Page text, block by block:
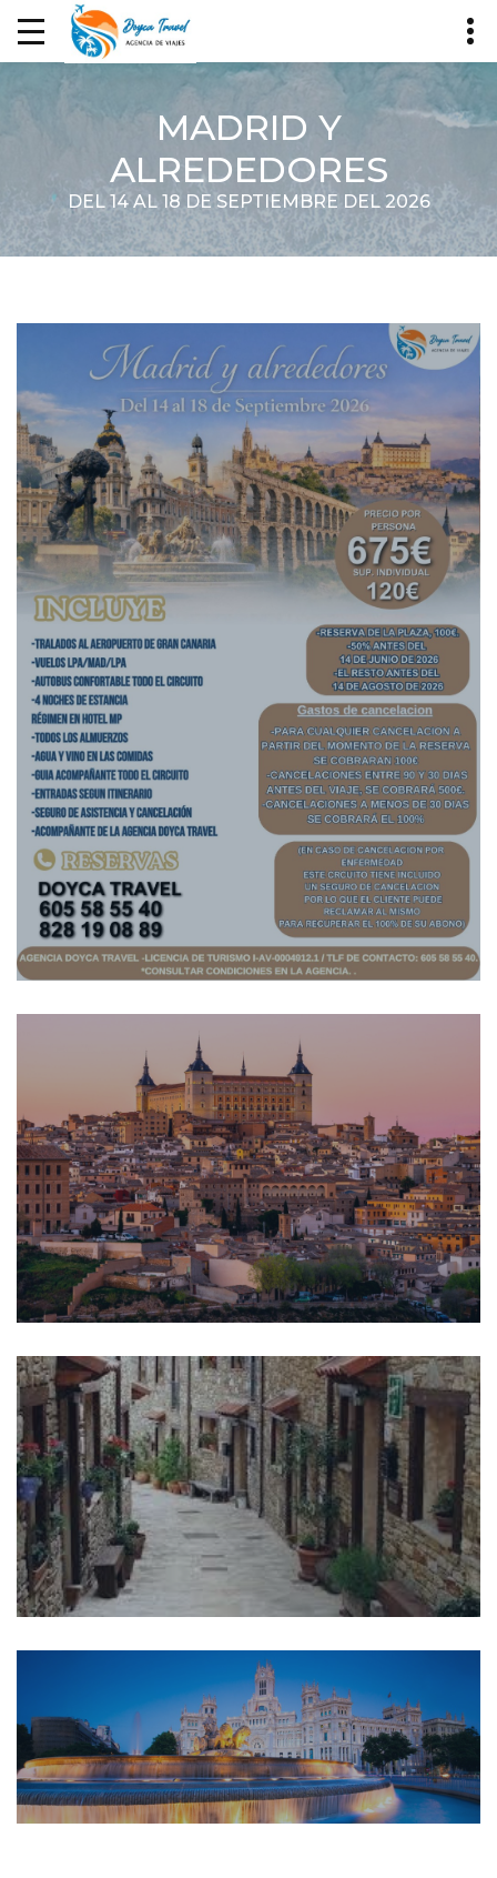
MADRID Y
ALREDEDORES
DEL 14 AL 18 DE SEPTIEMBRE DEL 2026